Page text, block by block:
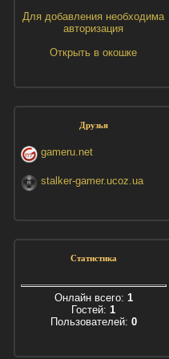
Для добавления необходима
авторизация
Открыть в окошке
Друзья
gameru.net
stalker-gamer.ucoz.ua
Статистика
Онлайн всего: 1
Гостей: 1
Пользователей: 0